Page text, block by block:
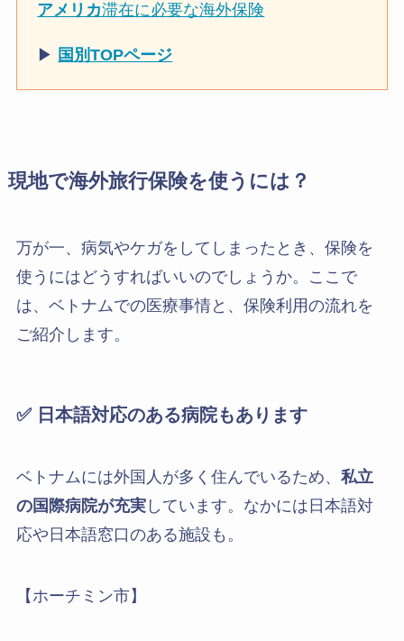
アメリカ滞在に必要な海外保険
▶︎ 国別TOPページ
現地で海外旅行保険を使うには？
万が一、病気やケガをしてしまったとき、保険を
使うにはどうすればいいのでしょうか。ここで
は、ベトナムでの医療事情と、保険利用の流れを
ご紹介します。
✅ 日本語対応のある病院もあります
ベトナムには外国人が多く住んでいるため、 私立
の国際病院が充実しています。なかには日本語対
応や日本語窓口のある施設も。
【ホーチミン市】